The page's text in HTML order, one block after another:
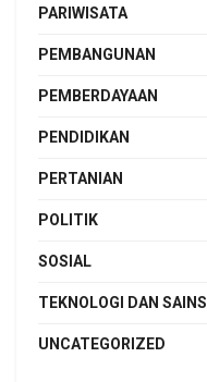
PARIWISATA
PEMBANGUNAN
PEMBERDAYAAN
PENDIDIKAN
PERTANIAN
POLITIK
SOSIAL
TEKNOLOGI DAN SAINS
UNCATEGORIZED